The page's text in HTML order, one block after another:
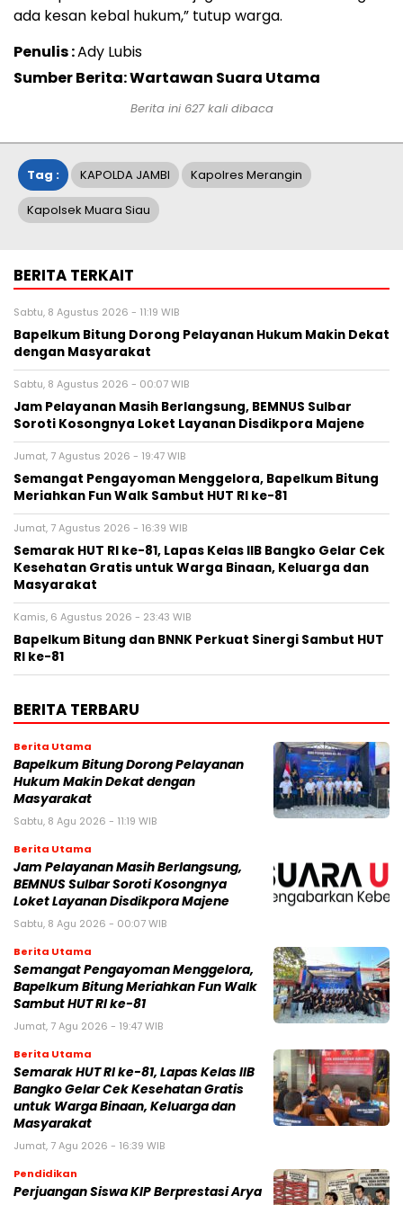
ada kesan kebal hukum,” tutup warga.
Penulis :Ady Lubis
Sumber Berita: Wartawan Suara Utama
Berita ini 627kali dibaca
Tag : KAPOLDA JAMBI Kapolres Merangin
Kapolsek Muara Siau
BERITA TERKAIT
Sabtu, 8 Agustus 2026 - 11:19 WIB
Bapelkum Bitung Dorong Pelayanan Hukum Makin Dekat
dengan Masyarakat
Sabtu, 8 Agustus 2026 - 00:07 WIB
Jam Pelayanan Masih Berlangsung, BEMNUS Sulbar
Soroti Kosongnya Loket Layanan Disdikpora Majene
Jumat, 7 Agustus 2026 - 19:47 WIB
Semangat Pengayoman Menggelora, Bapelkum Bitung
Meriahkan Fun Walk Sambut HUT RI ke-81
Jumat, 7 Agustus 2026 - 16:39 WIB
Semarak HUT RI ke-81, Lapas Kelas IIB Bangko Gelar Cek
Kesehatan Gratis untuk Warga Binaan, Keluarga dan
Masyarakat
Kamis, 6 Agustus 2026 - 23:43 WIB
Bapelkum Bitung dan BNNK Perkuat Sinergi Sambut HUT
RI ke-81
BERITA TERBARU
Berita Utama
Bapelkum Bitung Dorong Pelayanan
Hukum Makin Dekat dengan
Masyarakat
Sabtu, 8 Agu 2026 - 11:19 WIB
Berita Utama
Jam Pelayanan Masih Berlangsung,
BEMNUS Sulbar Soroti Kosongnya
Loket Layanan Disdikpora Majene
Sabtu, 8 Agu 2026 - 00:07 WIB
Berita Utama
Semangat Pengayoman Menggelora,
Bapelkum Bitung Meriahkan Fun Walk
Sambut HUT RI ke-81
Jumat, 7 Agu 2026 - 19:47 WIB
Berita Utama
Semarak HUT RI ke-81, Lapas Kelas IIB
Bangko Gelar Cek Kesehatan Gratis
untuk Warga Binaan, Keluarga dan
Masyarakat
Jumat, 7 Agu 2026 - 16:39 WIB
Pendidikan
Perjuangan Siswa KIP Berprestasi Arya